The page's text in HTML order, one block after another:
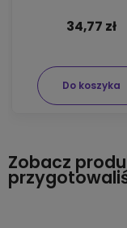
34,77 zł
Do koszyka
Zobacz